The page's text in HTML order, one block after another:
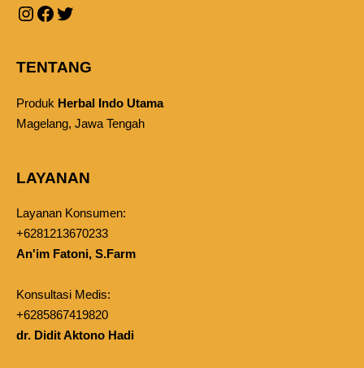
TENTANG
Produk Herbal Indo Utama
Magelang, Jawa Tengah
LAYANAN
Layanan Konsumen:
+6281213670233
An'im Fatoni, S.Farm
Konsultasi Medis:
+6285867419820
dr. Didit Aktono Hadi